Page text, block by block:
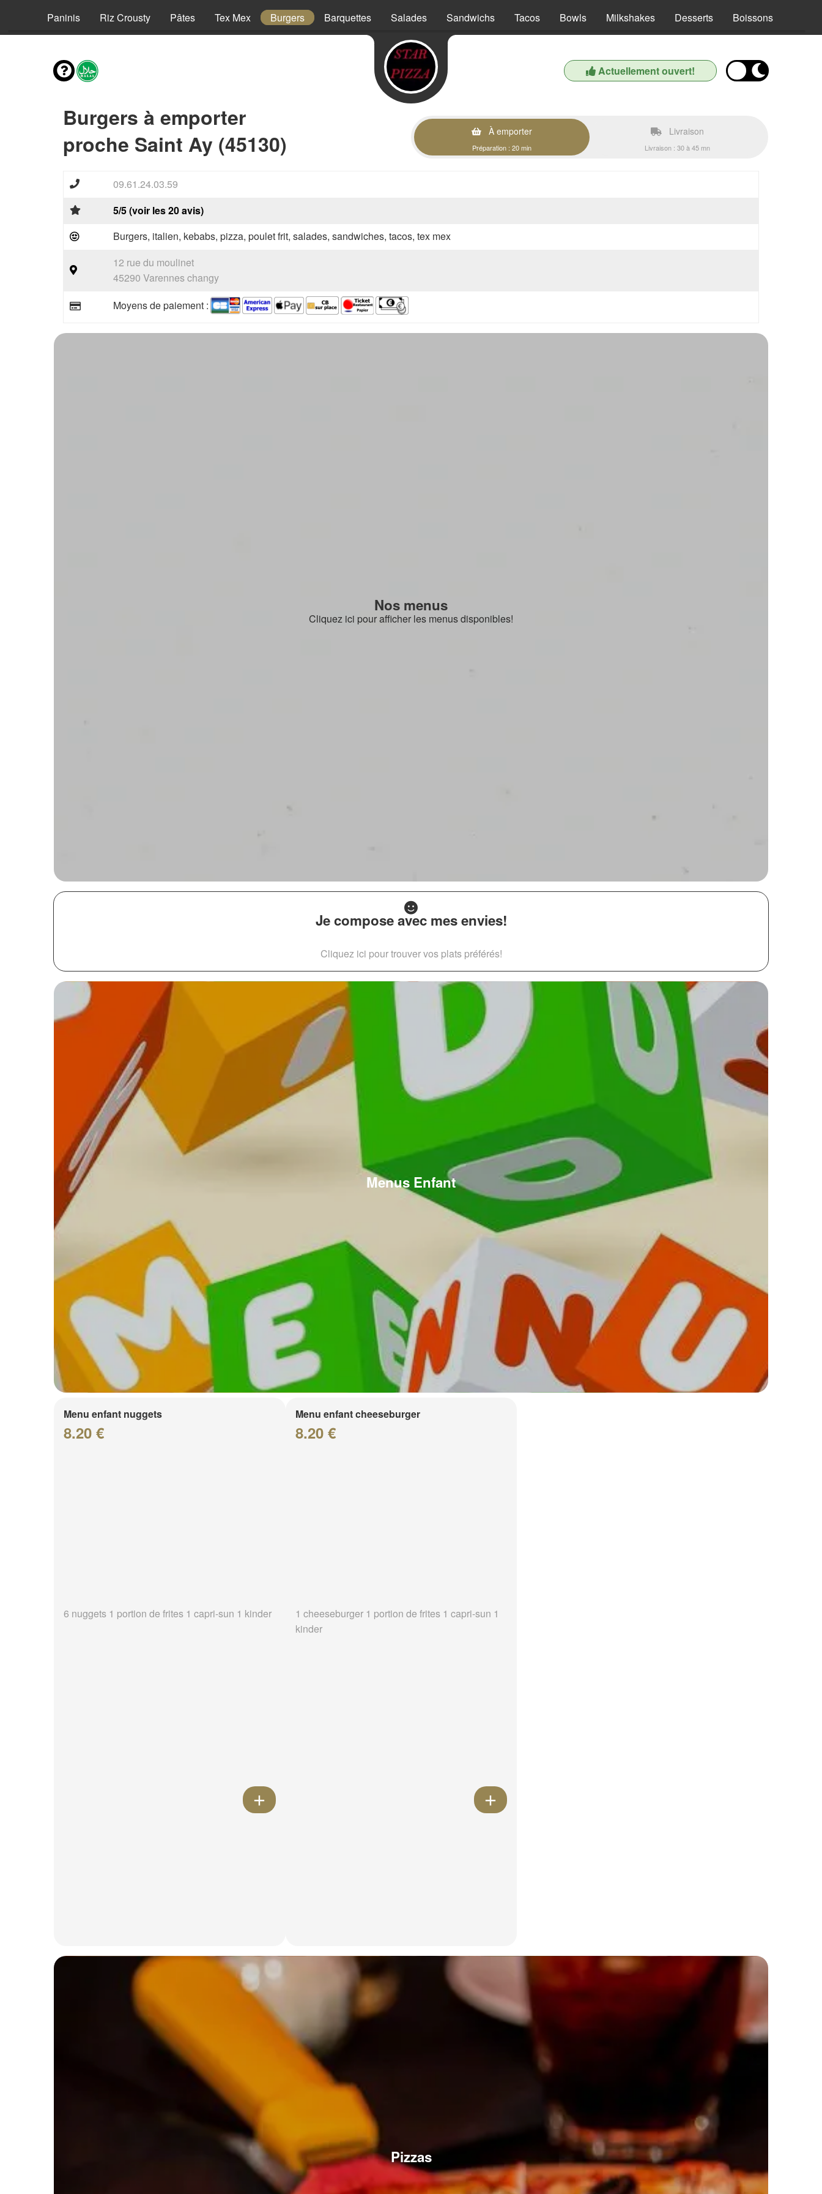
Paninis Riz Crousty Pâtes Tex Mex Burgers Barquettes Salades Sandwichs Tacos Bowls Milkshakes Desserts Boissons
Actuellement ouvert!
Burgers à emporter
proche Saint Ay (45130)
À emporter
Préparation : 20 min
Livraison
Livraison : 30 à 45 mn
09.61.24.03.59
5/5 (voir les 20 avis)
Burgers, italien, kebabs, pizza, poulet frit, salades, sandwiches, tacos, tex mex
12 rue du moulinet
45290 Varennes changy
Moyens de paiement :
Nos menus
Cliquez ici pour afficher les menus disponibles!
Je compose avec mes envies!
Cliquez ici pour trouver vos plats préférés!
Menus Enfant
Menu enfant nuggets
8.20 €
6 nuggets 1 portion de frites 1 capri-sun 1 kinder
Menu enfant cheeseburger
8.20 €
1 cheeseburger 1 portion de frites 1 capri-sun 1
kinder
Pizzas